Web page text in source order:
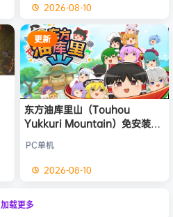
2026-08-10
更新
东方油库里山（Touhou
Yukkuri Mountain）免安装中
PC单机
2026-08-10
加载更多